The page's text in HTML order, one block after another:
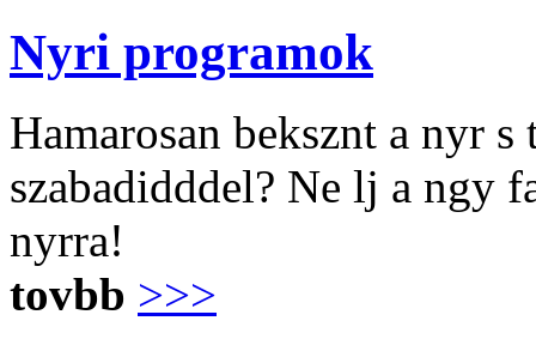
Nyri programok
Hamarosan beksznt a nyr
szabadidddel? Ne lj a ngy
nyrra!
tovbb >>>